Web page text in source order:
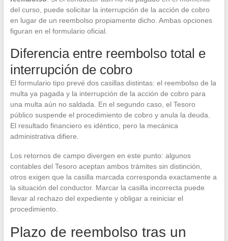
del curso, puede solicitar la interrupción de la acción de cobro
en lugar de un reembolso propiamente dicho. Ambas opciones
figuran en el formulario oficial.
Diferencia entre reembolso total e
interrupción de cobro
El formulario tipo prevé dos casillas distintas: el reembolso de la
multa ya pagada y la interrupción de la acción de cobro para
una multa aún no saldada. En el segundo caso, el Tesoro
público suspende el procedimiento de cobro y anula la deuda.
El resultado financiero es idéntico, pero la mecánica
administrativa difiere.
Los retornos de campo divergen en este punto: algunos
contables del Tesoro aceptan ambos trámites sin distinción,
otros exigen que la casilla marcada corresponda exactamente a
la situación del conductor. Marcar la casilla incorrecta puede
llevar al rechazo del expediente y obligar a reiniciar el
procedimiento.
Plazo de reembolso tras un